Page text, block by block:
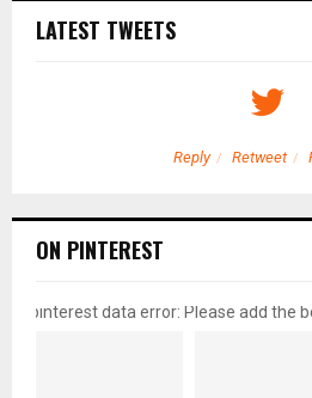
LATEST TWEETS
Reply Retweet
ON PINTEREST
pinterest data error: Please add the